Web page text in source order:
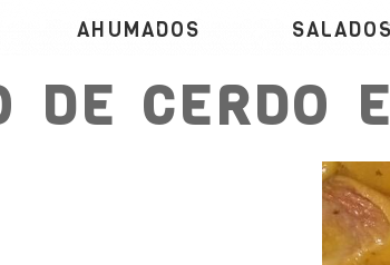
AHUMADOS SALADOS
DE CERDO